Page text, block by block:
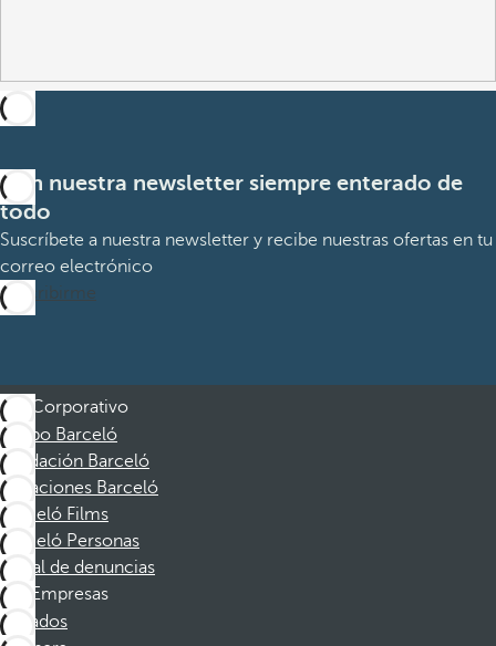
Con nuestra newsletter siempre enterado de
todo
Suscríbete a nuestra newsletter y recibe nuestras ofertas en tu
correo electrónico
Suscribirme
Corporativo
Grupo Barceló
Fundación Barceló
Vacaciones Barceló
Barceló Films
Barceló Personas
Canal de denuncias
Empresas
Afiliados